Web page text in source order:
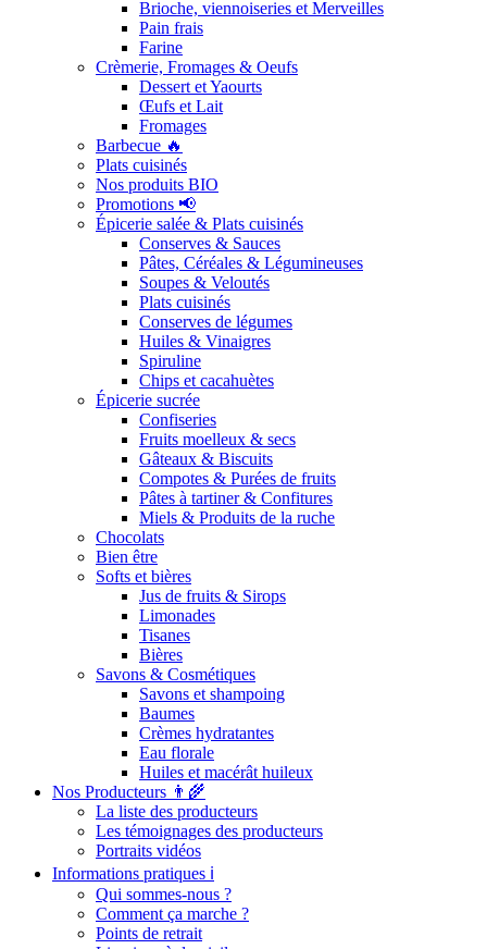
Brioche, viennoiseries et Merveilles
Pain frais
Farine
Crèmerie, Fromages & Oeufs
Dessert et Yaourts
Œufs et Lait
Fromages
Barbecue 🔥
Plats cuisinés
Nos produits BIO
Promotions 📢
Épicerie salée & Plats cuisinés
Conserves & Sauces
Pâtes, Céréales & Légumineuses
Soupes & Veloutés
Plats cuisinés
Conserves de légumes
Huiles & Vinaigres
Spiruline
Chips et cacahuètes
Épicerie sucrée
Confiseries
Fruits moelleux & secs
Gâteaux & Biscuits
Compotes & Purées de fruits
Pâtes à tartiner & Confitures
Miels & Produits de la ruche
Chocolats
Bien être
Softs et bières
Jus de fruits & Sirops
Limonades
Tisanes
Bières
Savons & Cosmétiques
Savons et shampoing
Baumes
Crèmes hydratantes
Eau florale
Huiles et macérât huileux
Nos Producteurs 👨‍🌾
La liste des producteurs
Les témoignages des producteurs
Portraits vidéos
Informations pratiques ℹ️
Qui sommes-nous ?
Comment ça marche ?
Points de retrait